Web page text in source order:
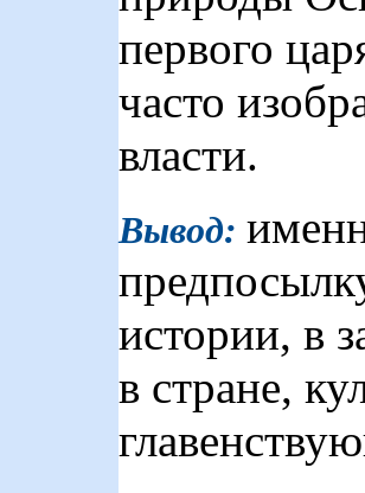
первого
часто
власти.
Вывод:
истории, в
в стране,